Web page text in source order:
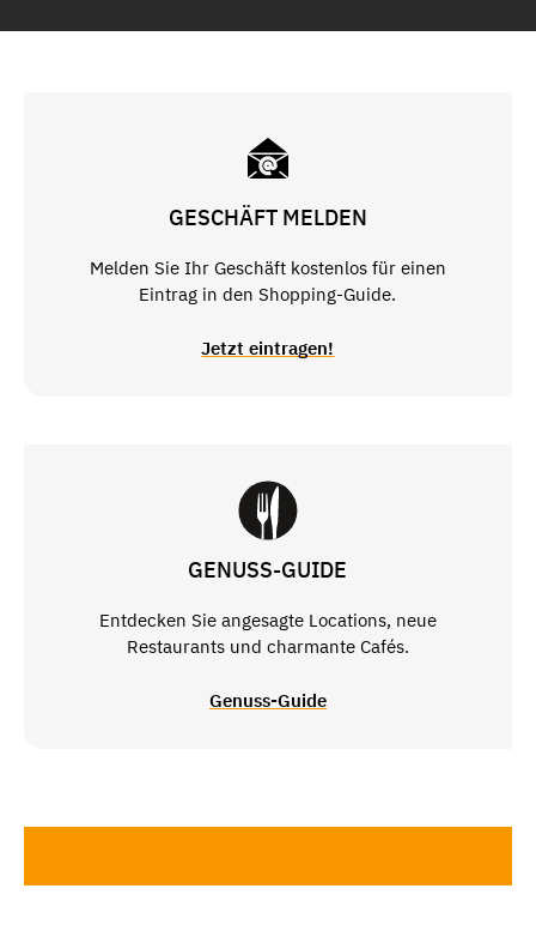
GESCHÄFT MELDEN
Melden Sie Ihr Geschäft kostenlos für einen
Eintrag in den Shopping-Guide.
Jetzt eintragen!
GENUSS-GUIDE
Entdecken Sie angesagte Locations, neue
Restaurants und charmante Cafés.
Genuss-Guide